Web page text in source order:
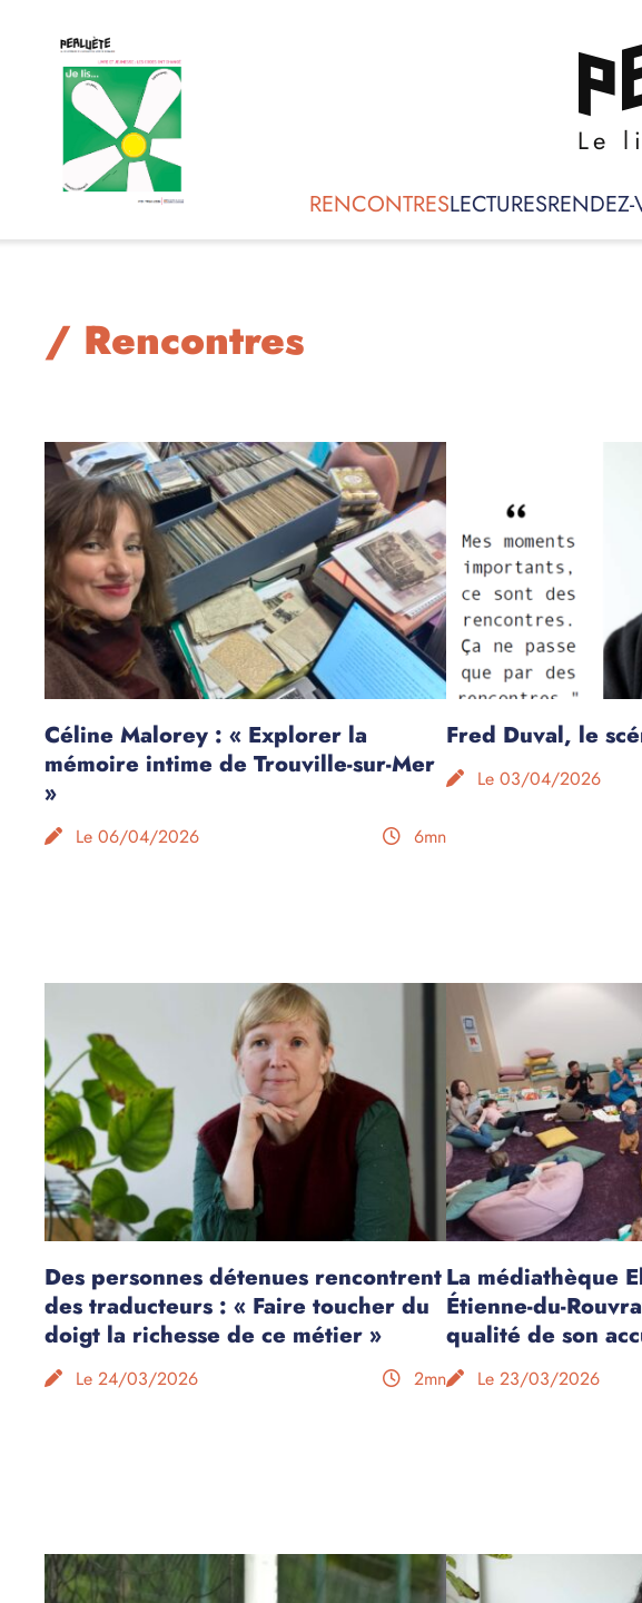
Le
RENCONTRESLECTURES
/ Rencontres
Céline Malorey : « Explorer la
mémoire intime de Trouville-sur-Mer
»
Le 06/04/2026 6mn
Fred Duval, le
Le 03/04/2026
Des personnes détenues rencontrent
des traducteurs : « Faire toucher du
doigt la richesse de ce métier »
Le 24/03/2026 2mn
La médiathèque
Étienne-du-
qualité de son
Le 23/03/2026